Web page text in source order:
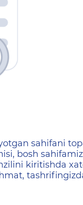
не
sahifani
bosh
kiritishda